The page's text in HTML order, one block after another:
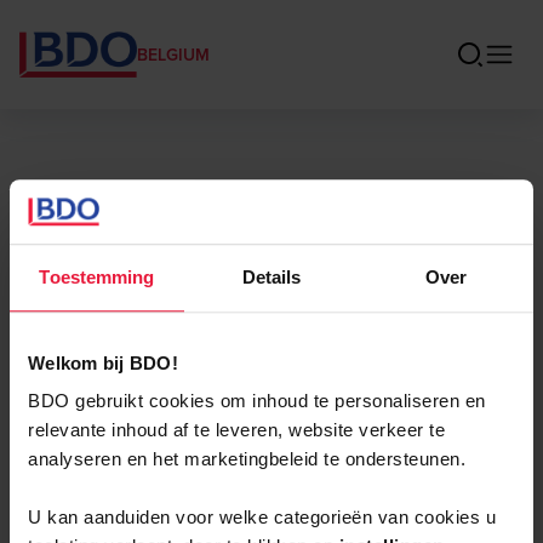
Toestemming Details Over
Welkom bij BDO!
BDO gebruikt cookies om inhoud te personaliseren en
relevante inhoud af te leveren, website verkeer te
analyseren en het marketingbeleid te ondersteunen.
U kan aanduiden voor welke categorieën van cookies u
BELGIUM